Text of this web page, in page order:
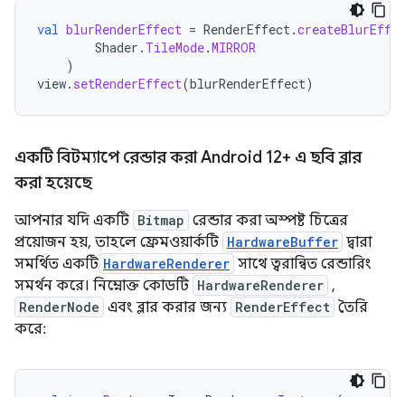
val blurRenderEffect = RenderEffect.
Shader . TileMode.MIRROR
)
view. setRenderEffect(blurRenderEffect)
একটি বিটম্যাপে রেন্ডার করা Android 12+ এ ছবি ব্লার
করা হয়েছে
আপনার যদি একটি Bitmap রেন্ডার করা অস্পষ্ট চিত্রের
প্রয়োজন হয়, তাহলে ফ্রেমওয়ার্কটি HardwareBuffer দ্বারা
সমর্থিত একটি HardwareRenderer সাথে ত্বরান্বিত রেন্ডারিং
সমর্থন করে। নিম্নোক্ত কোডটি HardwareRenderer ,
RenderNode এবং ব্লার করার জন্য RenderEffect তৈরি
করে: